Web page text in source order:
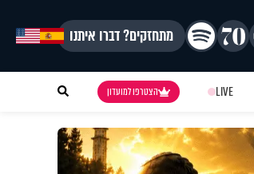
מתחזקים? דברו איתנו
LIVE הצטרפו למועדון